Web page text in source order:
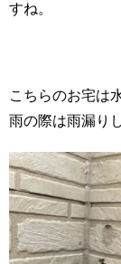
すね。
こちらのお宅は
雨の際は雨漏り